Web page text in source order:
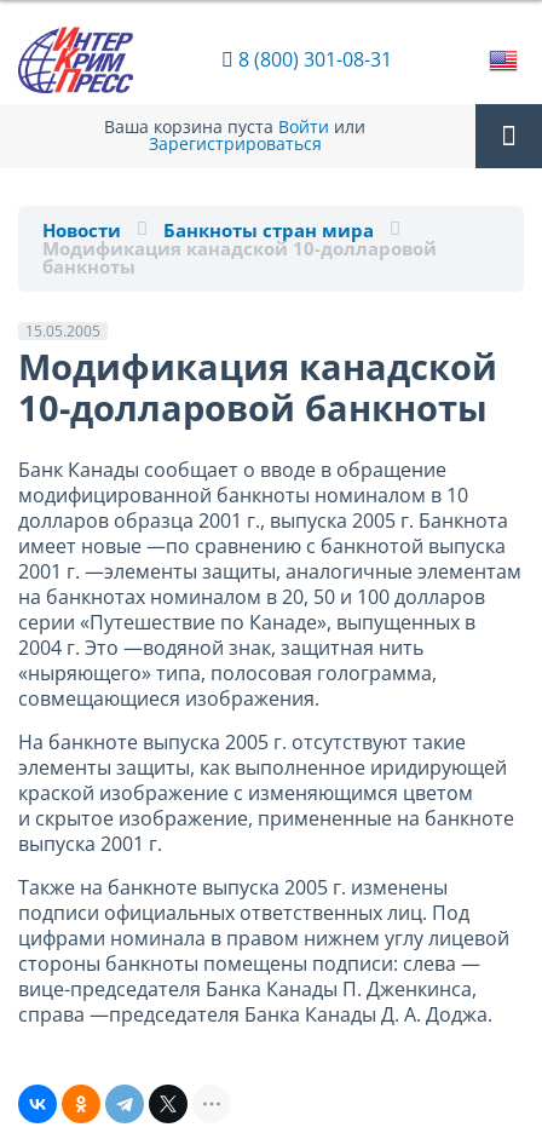
8 (800) 301-08-31
Ваша корзина пуста Войти или
Зарегистрироваться
Новости Банкноты стран мира
Модификация канадской 10-долларовой
банкноты
15.05.2005
Модификация канадской
10-долларовой банкноты
Банк Канады сообщает о вводе в обращение
модифицированной банкноты номиналом в 10
долларов образца 2001 г., выпуска 2005 г. Банкнота
имеет новые —по сравнению с банкнотой выпуска
2001 г. —элементы защиты, аналогичные элементам
на банкнотах номиналом в 20, 50 и 100 долларов
серии «Путешествие по Канаде», выпущенных в
2004 г. Это —водяной знак, защитная нить
«ныряющего» типа, полосовая голограмма,
совмещающиеся изображения.
На банкноте выпуска 2005 г. отсутствуют такие
элементы защиты, как выполненное иридирующей
краской изображение с изменяющимся цветом
и скрытое изображение, примененные на банкноте
выпуска 2001 г.
Также на банкноте выпуска 2005 г. изменены
подписи официальных ответственных лиц. Под
цифрами номинала в правом нижнем углу лицевой
стороны банкноты помещены подписи: слева —
вице-председателя Банка Канады П. Дженкинса,
справа —председателя Банка Канады Д. А. Доджа.